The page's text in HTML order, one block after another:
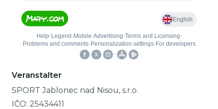
Veranstalter
SPORT Jablonec nad Nisou, s.r.o.
IČO: 25434411